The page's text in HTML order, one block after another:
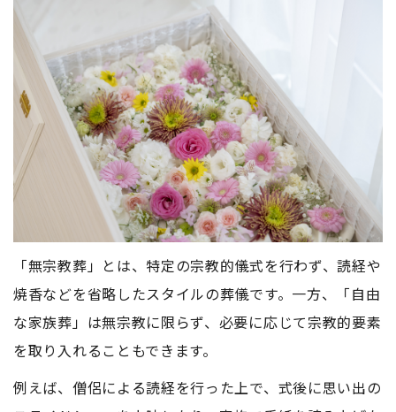
「無宗教葬」とは、特定の宗教的儀式を行わず、読経や
焼香などを省略したスタイルの葬儀です。一方、「自由
な家族葬」は無宗教に限らず、必要に応じて宗教的要素
を取り入れることもできます。
例えば、僧侶による読経を行った上で、式後に思い出の